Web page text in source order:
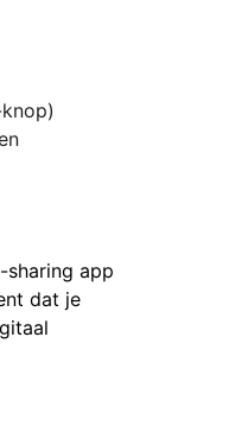
sharing app
dat je